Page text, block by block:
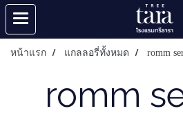
หน้าแรก แกลลอรี่ทั้งหมด romm
romm